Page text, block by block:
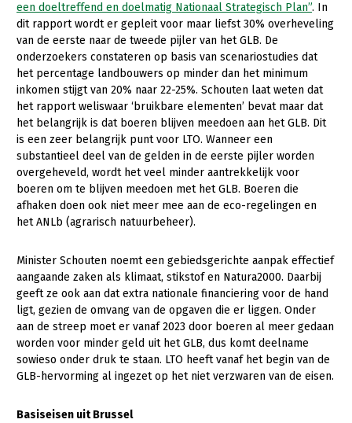
Geitenhouderij
Kalverhouderij
Konijnenhouderij
Melkveehouderij
Paardenhouderij
Pluimveehouderij
Schapenhouderij
Varkenshouderij
Akkerbouw
Biologische Landbouw
Bollenteelt
Bomen, vaste planten en zomerbloemen
Fruitteelt
Glastuinbouw
Paddenstoelen
Vollegrondsgroente
Multifunctionele landbouw
Multifunctioneel
Vrouw en Bedrijf
Onderwerpen
Nieuws
Nieuwsabonnement
Webinars
Over LTO
LTO Nederland
Mensen
Bestuur en Directie
Medewerkers
Vakgroepbestuurders
Jaarverslag 2023
Vacatures
Pers
Contact
een doeltreffend en doelmatig Nationaal Strategisch Plan”. In
dit rapport wordt er gepleit voor maar liefst 30% overheveling
van de eerste naar de tweede pijler van het GLB. De
onderzoekers constateren op basis van scenariostudies dat
het percentage landbouwers op minder dan het minimum
inkomen stijgt van 20% naar 22-25%. Schouten laat weten dat
het rapport weliswaar ‘bruikbare elementen’ bevat maar dat
het belangrijk is dat boeren blijven meedoen aan het GLB. Dit
is een zeer belangrijk punt voor LTO. Wanneer een
substantieel deel van de gelden in de eerste pijler worden
overgeheveld, wordt het veel minder aantrekkelijk voor
boeren om te blijven meedoen met het GLB. Boeren die
afhaken doen ook niet meer mee aan de eco-regelingen en
het ANLb (agrarisch natuurbeheer).
Minister Schouten noemt een gebiedsgerichte aanpak effectief
aangaande zaken als klimaat, stikstof en Natura2000. Daarbij
geeft ze ook aan dat extra nationale financiering voor de hand
ligt, gezien de omvang van de opgaven die er liggen. Onder
aan de streep moet er vanaf 2023 door boeren al meer gedaan
worden voor minder geld uit het GLB, dus komt deelname
sowieso onder druk te staan. LTO heeft vanaf het begin van de
GLB-hervorming al ingezet op het niet verzwaren van de eisen.
Basiseisen uit Brussel